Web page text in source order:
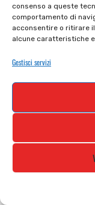
consenso a queste
comportamento di
acconsentire o ritirare
alcune caratteristiche
Gestisci servizi
Pantaloncini